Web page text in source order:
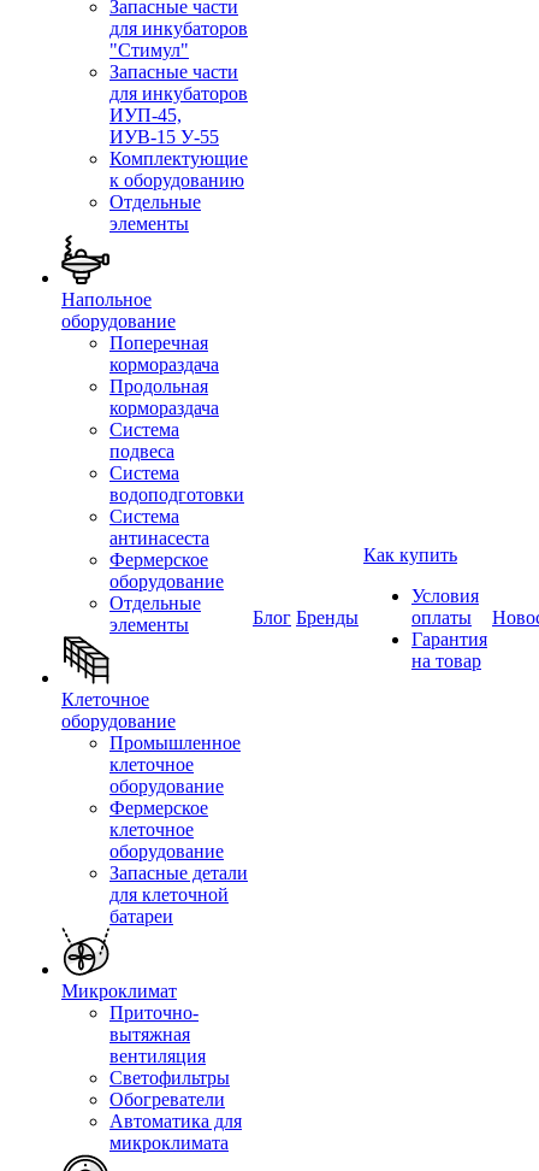
Запасные части
для инкубаторов
"Стимул"
Запасные части
для инкубаторов
ИУП-45,
ИУВ-15 У-55
Комплектующие
к оборудованию
Отдельные
элементы
Напольное
оборудование
Поперечная
кормораздача
Продольная
кормораздача
Система
подвеса
Система
водоподготовки
Система
антинасеста
Фермерское
оборудование
Отдельные
элементы
Клеточное
оборудование
Промышленное
клеточное
оборудование
Фермерское
клеточное
оборудование
Запасные детали
для клеточной
батареи
Микроклимат
Приточно-
вытяжная
вентиляция
Светофильтры
Обогреватели
Автоматика для
микроклимата
Блог Бренды
Как купить
Условия
оплаты
Гарантия
на товар